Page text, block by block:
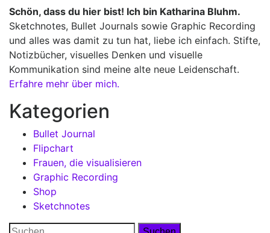
Schön, dass du hier bist! Ich bin Katharina Bluhm.
Sketchnotes, Bullet Journals sowie Graphic Recording
und alles was damit zu tun hat, liebe ich einfach. Stifte,
Notizbücher, visuelles Denken und visuelle
Kommunikation sind meine alte neue Leidenschaft.
Erfahre mehr über mich.
Kategorien
Bullet Journal
Flipchart
Frauen, die visualisieren
Graphic Recording
Shop
Sketchnotes
Suchen